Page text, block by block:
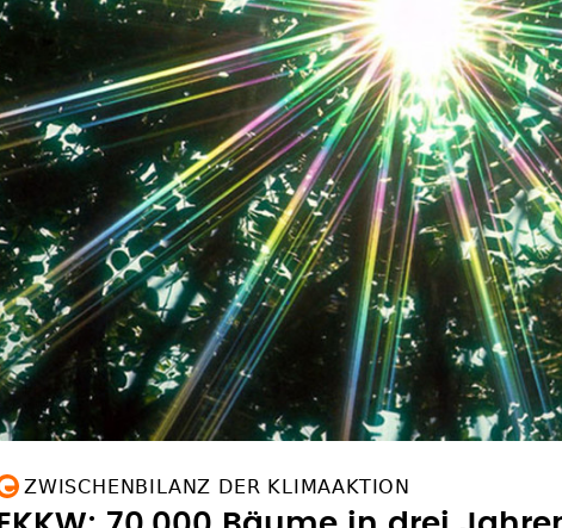
ZWISCHENBILANZ DER KLIMAAKTION